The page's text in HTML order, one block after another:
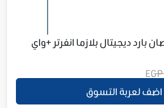
كاريير اكس كول 3 حصان بارد ديجيتال بلازما انفرتر +واي
اضف لعربة التسوق